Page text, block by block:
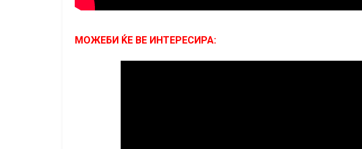
МОЖЕБИ ЌЕ ВЕ ИНТЕРЕСИРА: